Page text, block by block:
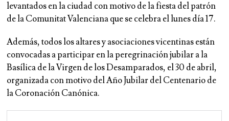
levantados en la ciudad con motivo de la fiesta del patrón
de la Comunitat Valenciana que se celebra el lunes día 17.
Además, todos los altares y asociaciones vicentinas están
convocadas a participar en la peregrinación jubilar a la
Basílica de la Virgen de los Desamparados, el 30 de abril,
organizada con motivo del Año Jubilar del Centenario de
la Coronación Canónica.